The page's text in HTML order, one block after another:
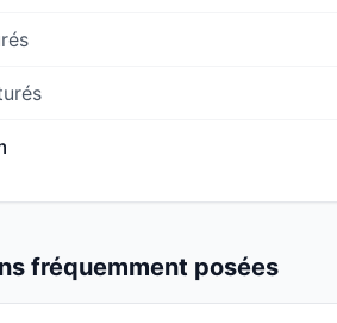
fréquemment posées